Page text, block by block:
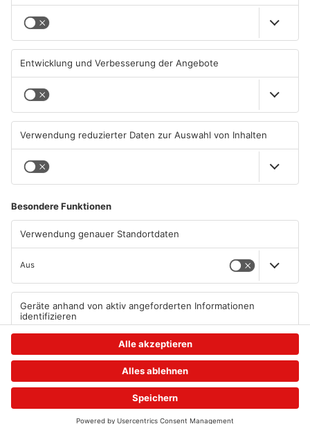
04.08.2026, 15:07 UHR IN
PRIMAVERALAND
04.08.2026, 07:50 UHR IN